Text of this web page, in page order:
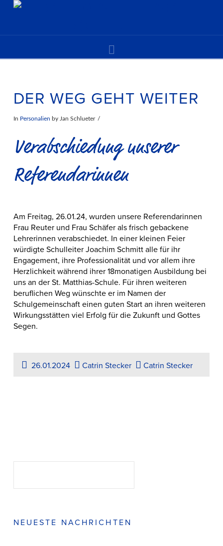
DER WEG GEHT WEITER
In Personalien by Jan Schlueter
Verabschiedung unserer
Referendarinnen
Am Freitag, 26.01.24, wurden unsere Referendarinnen
Frau Reuter und Frau Schäfer als frisch gebackene
Lehrerinnen verabschiedet. In einer kleinen Feier
würdigte Schulleiter Joachim Schmitt alle für ihr
Engagement, ihre Professionalität und vor allem ihre
Herzlichkeit während ihrer 18monatigen Ausbildung bei
uns an der St. Matthias-Schule. Für ihren weiteren
beruflichen Weg wünschte er im Namen der
Schulgemeinschaft einen guten Start an ihren weiteren
Wirkungsstätten viel Erfolg für die Zukunft und Gottes
Segen.
26.01.2024 Catrin Stecker Catrin Stecker
NEUESTE NACHRICHTEN